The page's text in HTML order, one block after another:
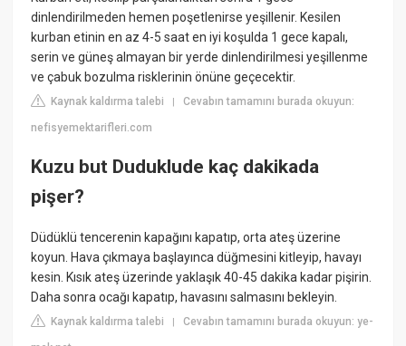
dinlendirilmeden hemen poşetlenirse yeşillenir. Kesilen
kurban etinin en az 4-5 saat en iyi koşulda 1 gece kapalı,
serin ve güneş almayan bir yerde dinlendirilmesi yeşillenme
ve çabuk bozulma risklerinin önüne geçecektir.
Kaynak kaldırma talebi |Cevabın tamamını burada okuyun:
nefisyemektarifleri.com
Kuzu but Duduklude kaç dakikada
pişer?
Düdüklü tencerenin kapağını kapatıp, orta ateş üzerine
koyun. Hava çıkmaya başlayınca düğmesini kitleyip, havayı
kesin. Kısık ateş üzerinde yaklaşık 40-45 dakika kadar pişirin.
Daha sonra ocağı kapatıp, havasını salmasını bekleyin.
Kaynak kaldırma talebi |Cevabın tamamını burada okuyun: ye-